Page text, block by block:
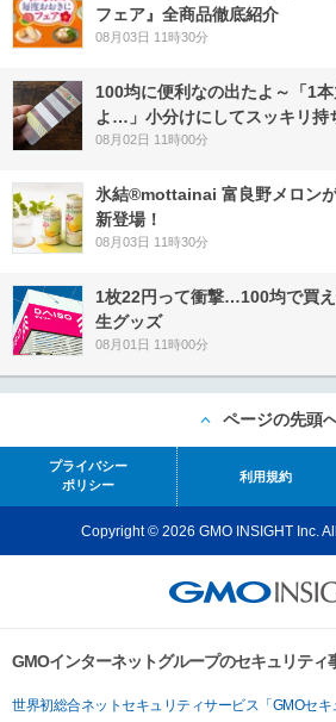
フェア』全商品徹底紹介
08月03日 11時30分
100均に便利なの出たよ～「1
よ…」小分けにしてスッキリ持
08月02日 11時00分
氷結®mottainai 富良野メロン
新登場！
08月03日 11時30分
1枚22円って衝撃…100均で買
生グッズ
08月01日 11時00分
ページの先頭
プライバシー
ポリシー
利用規約
Copyright © 2026 GMO INSIGHT Inc.
GMOインターネットグループのセキュリティ
世界初総合ネットセキュリティサービス「GMOセキ